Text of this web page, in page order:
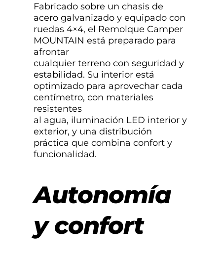
Fabricado sobre un chasis de
acero galvanizado y equipado con
ruedas 4×4, el Remolque Camper
MOUNTAIN está preparado para
afrontar
cualquier terreno con seguridad y
estabilidad. Su interior está
optimizado para aprovechar cada
centímetro, con materiales
resistentes
al agua, iluminación LED interior y
exterior, y una distribución
práctica que combina confort y
funcionalidad.
Autonomía
y confort